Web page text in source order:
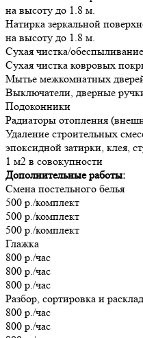
на высоту до 1.8 м.
Натирка зеркальной
на высоту до 1.8 м.
Сухая чистка/
Сухая чистка ковровых
Мытье межкомнатных
Выключатели, дверные
Подоконники
Радиаторы отопления
Удаление строительных
эпоксидной затирки, клея,
1 м2 в совокупности
Дополнительные работы:
Смена постельного белья
500 р./комплект
500 р./комплект
500 р./комплект
Глажка
800 р./час
800 р./час
800 р./час
Разбор, сортировка и
800 р./час
800 р./час